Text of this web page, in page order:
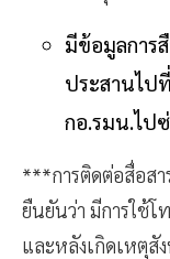
มีข้อมูลการ
ประสานไป
กอ.รมน.ไป
***การติดต่อสื่อสา
ยืนยันว่า มีการใช้
และหลังเกิดเหตุสั